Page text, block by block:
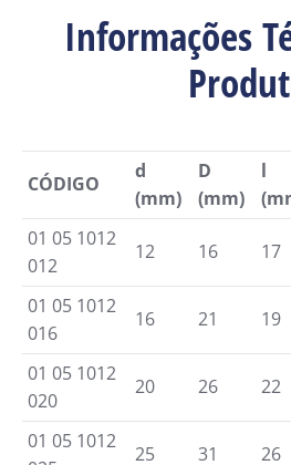
Informações
CÓDIGO
d
(mm)
D
(mm)
l
01 05 1012
012
12 16 17
01 05 1012
016
16 21 19
01 05 1012
020
20 26 22
01 05 1012
25 31 26